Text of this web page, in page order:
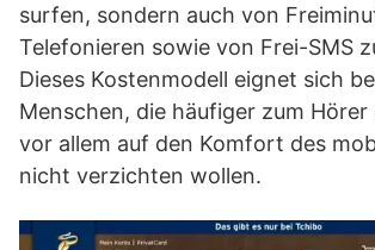
surfen, sondern auch von
Telefonieren sowie von Frei-SMS
Dieses Kostenmodell eignet sich
Menschen, die häufiger zum
vor allem auf den Komfort des
nicht verzichten wollen.